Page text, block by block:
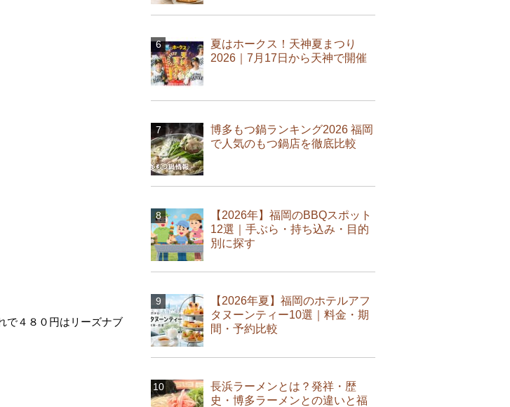
で４８０円はリーズナブ
夏はホークス！天神夏まつり
2026｜7月17日から天神で開催
博多もつ鍋ランキング2026 福岡
で人気のもつ鍋店を徹底比較
【2026年】福岡のBBQスポット
12選｜手ぶら・持ち込み・目的
別に探す
【2026年夏】福岡のホテルアフ
タヌーンティー10選｜料金・期
間・予約比較
長浜ラーメンとは？発祥・歴
史・博多ラーメンとの違いと福